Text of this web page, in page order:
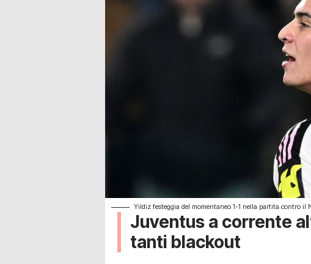
Yildiz festeggia del momentaneo 1-1 nella partita contro il
Juventus a corrente
tanti blackout